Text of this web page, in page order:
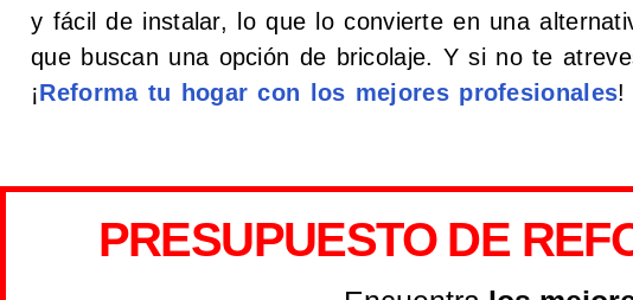
y fácil de instalar, lo que lo convierte en una
que buscan una opción de bricolaje. Y si no te
¡Reforma tu hogar con los mejores profesionales!
PRESUPUESTO DE